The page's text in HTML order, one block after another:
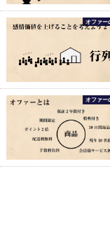
オファー
オファー